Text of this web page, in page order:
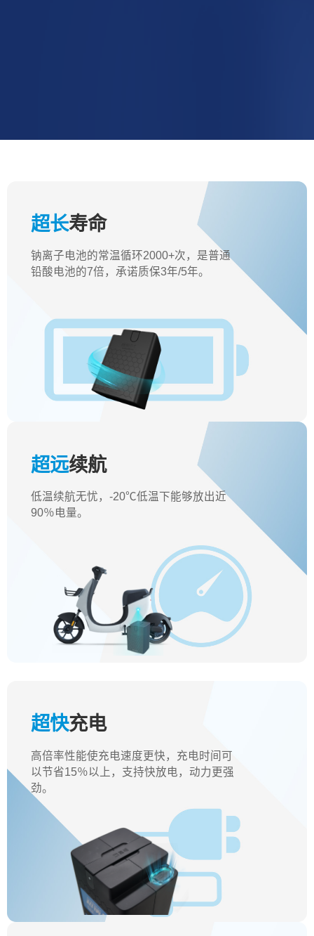
超长寿命
钠离子电池的常温循环2000+次，是普通
铅酸电池的7倍，承诺质保3年/5年。
超远续航
低温续航无忧，-20℃低温下能够放出近
90％电量。
超快充电
高倍率性能使充电速度更快，充电时间可
以节省15％以上，支持快放电，动力更强
劲。